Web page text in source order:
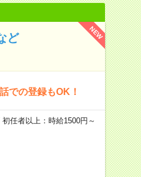
NEW
ど
での登録もOK！
任者以上：時給1500円～